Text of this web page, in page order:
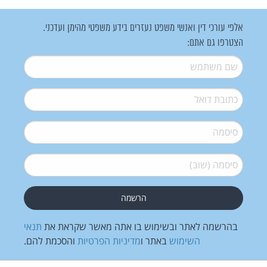
אלפי עורכי דין ואנשי משפט נעזרים בידע משפטי מהימן ועדכני.
הצטרפו גם אתם:
שם משתמש*
דואל*
סיסמה*
סיסמה (שוב)*
בהרשמה לאתר ובשימוש בו אתה מאשר שקראת את תנאי
השימוש באתר ומדיניות הפרטיות והסכמת להם.